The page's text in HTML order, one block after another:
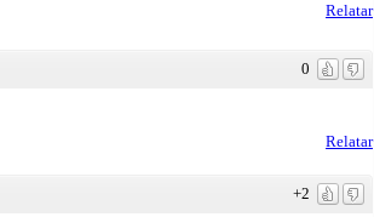
Relatar
0
Relatar
+2